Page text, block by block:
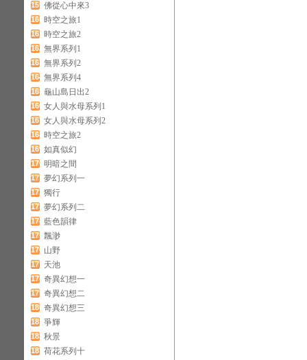
159 佛從心中來3
160 時空之旅1
161 時空之旅2
162 無界系列1
163 無界系列2
164 無界系列4
165 龜山島日出2
166 女人與水母系列1
167 女人與水母系列2
168 時空之旅2
169 如真似幻
170 明暗之間
171 夢幻系列一
172 獨行
173 夢幻系列二
174 藍色韻律
175 飄渺
176 山野
177 天池
178 奇異幻想一
179 奇異幻想二
180 奇異幻想三
181 爭輝
182 秋景
183 荷花系列十